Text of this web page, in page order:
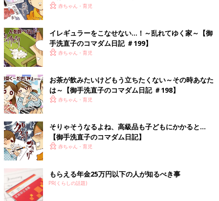
幼すぎて死を理解できない「むすめさん」
――お姉さんが亡くなったことが最終話として収録されています
が、ネームを切るときに悩んだことなどありますか？
御手洗 あったことや感想をそのまま描いたので特にありませ
んが、一応母には相談しました。『あなたに任せるので、あなた
赤ちゃん・育児
イレギュラーをこなせない…！～乱れてゆく家～【御
手洗直子のコマダム日記 ＃199】
赤ちゃん・育児
お茶が飲みたいけどもう立ちたくない～その時あなた
は～【御手洗直子のコマダム日記 ＃198】
赤ちゃん・育児
そりゃそうなるよね、高級品も子どもにかかると…
【御手洗直子のコマダム日記】
赤ちゃん・育児
もらえる年金25万円以下の人が知るべき事
PR(くらしの話題)